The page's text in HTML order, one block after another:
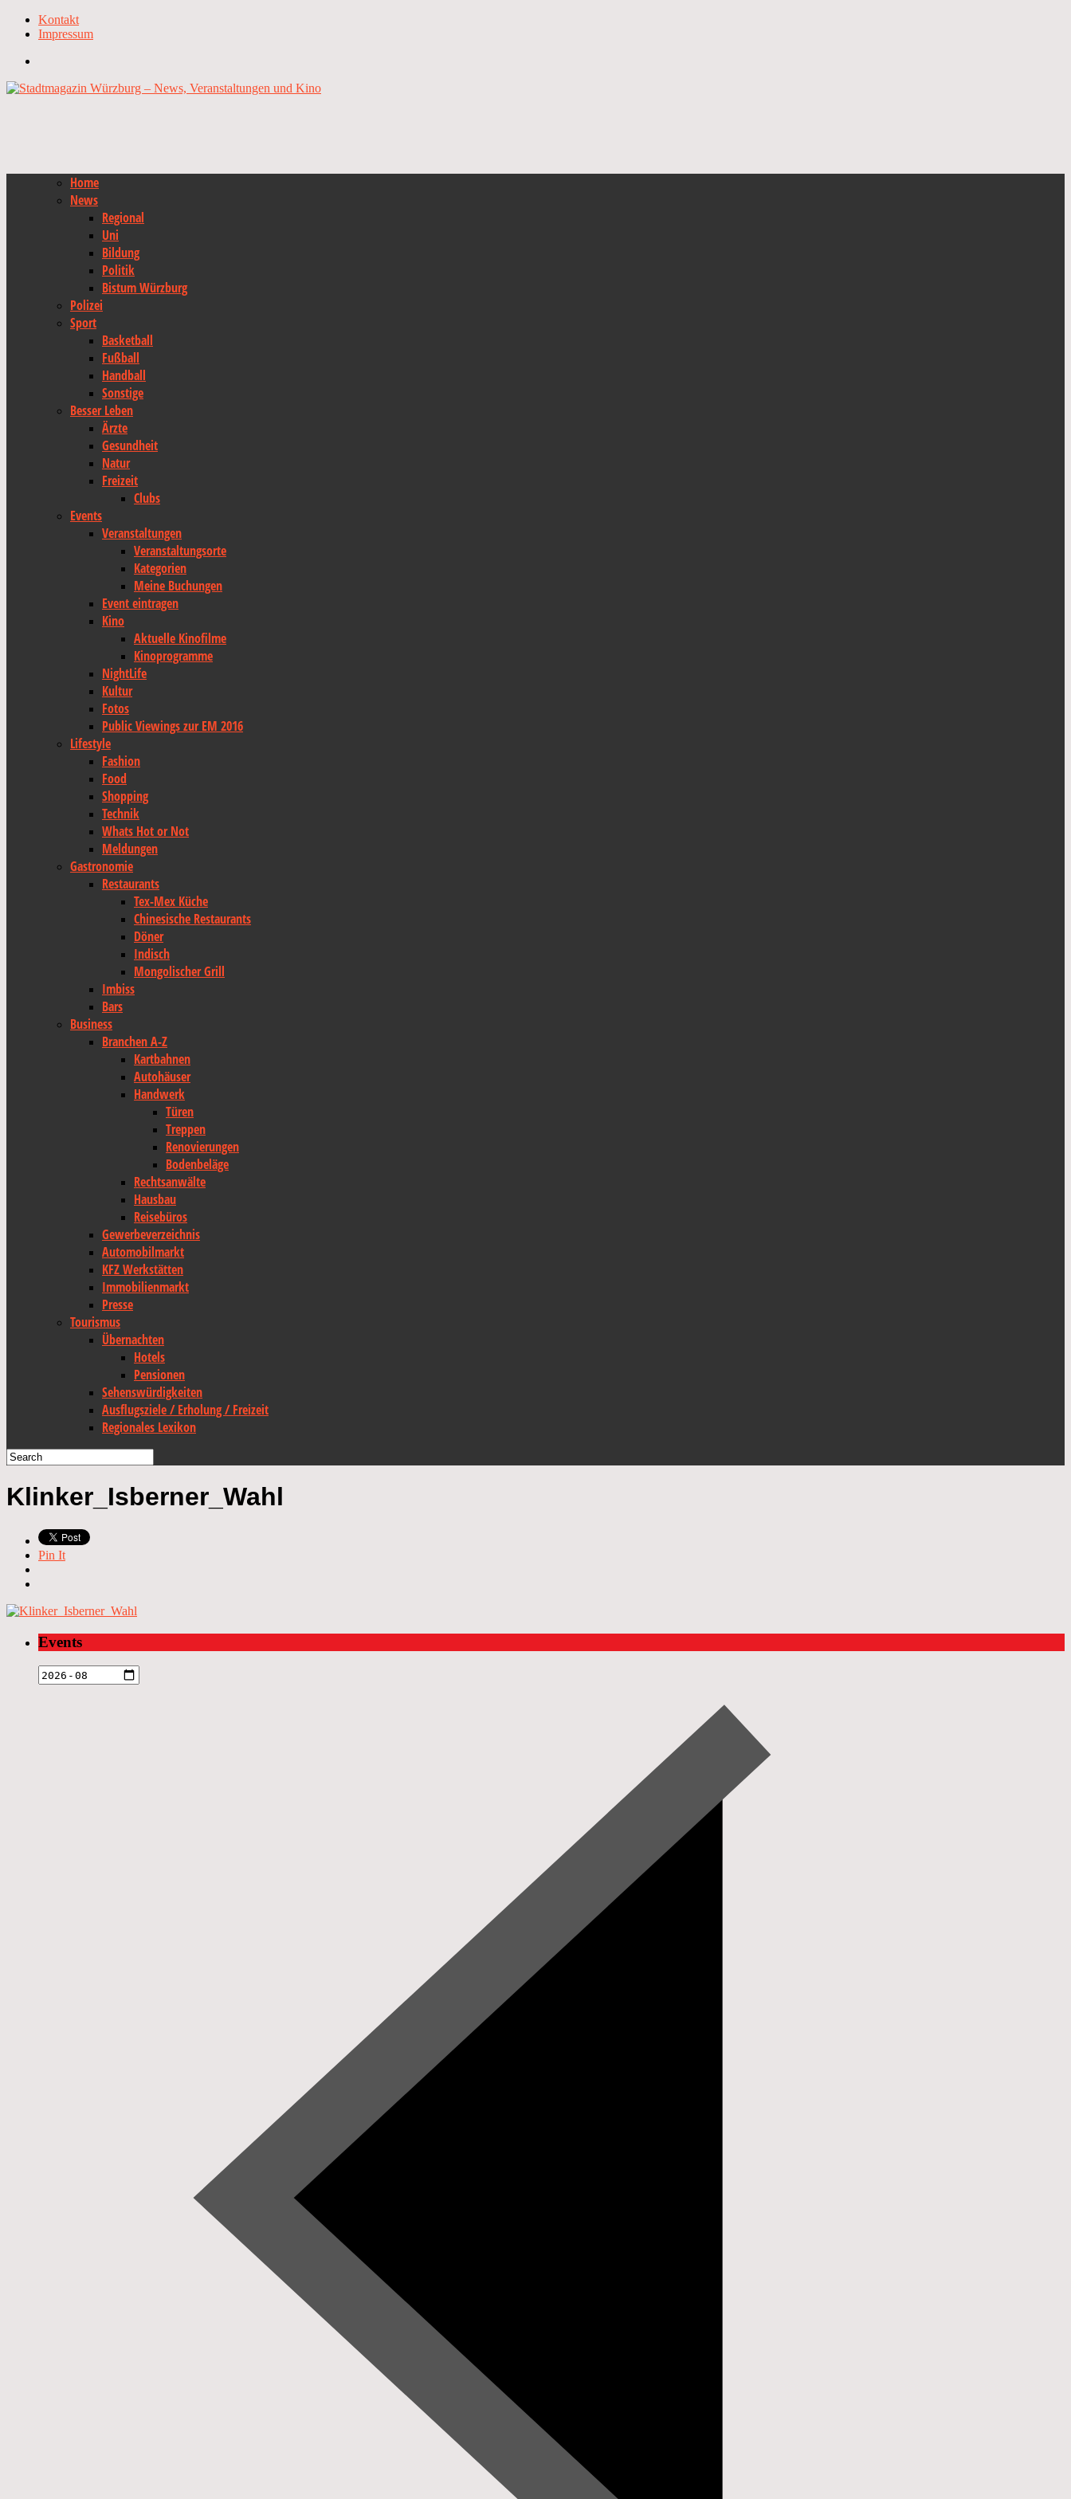
Kontakt
Impressum
Home
News
Regional
Uni
Bildung
Politik
Bistum Würzburg
Polizei
Sport
Basketball
Fußball
Handball
Sonstige
Besser Leben
Ärzte
Gesundheit
Natur
Freizeit
Clubs
Events
Veranstaltungen
Veranstaltungsorte
Kategorien
Meine Buchungen
Event eintragen
Kino
Aktuelle Kinofilme
Kinoprogramme
NightLife
Kultur
Fotos
Public Viewings zur EM 2016
Lifestyle
Fashion
Food
Shopping
Technik
Whats Hot or Not
Meldungen
Gastronomie
Restaurants
Tex-Mex Küche
Chinesische Restaurants
Döner
Indisch
Mongolischer Grill
Imbiss
Bars
Business
Branchen A-Z
Kartbahnen
Autohäuser
Handwerk
Türen
Treppen
Renovierungen
Bodenbeläge
Rechtsanwälte
Hausbau
Reisebüros
Gewerbeverzeichnis
Automobilmarkt
KFZ Werkstätten
Immobilienmarkt
Presse
Tourismus
Übernachten
Hotels
Pensionen
Sehenswürdigkeiten
Ausflugsziele / Erholung / Freizeit
Regionales Lexikon
Klinker_Isberner_Wahl
Pin It
Events